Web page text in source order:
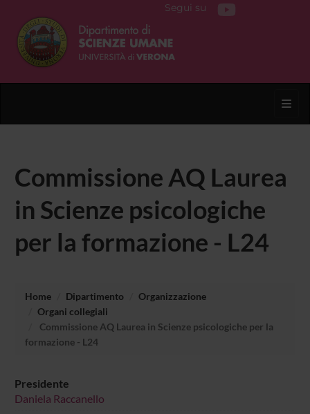
Segui su
Commissione AQ Laurea
in Scienze psicologiche
per la formazione - L24
Home Dipartimento
Organizzazione
Organi collegiali
Commissione AQ Laurea in Scienze psicologiche per la
formazione - L24
Presidente
Daniela Raccanello